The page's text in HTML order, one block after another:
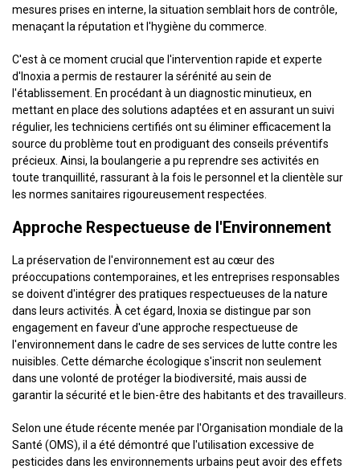
mesures prises en interne, la situation semblait hors de contrôle,
menaçant la réputation et l'hygiène du commerce.
C'est à ce moment crucial que l'intervention rapide et experte
d'Inoxia a permis de restaurer la sérénité au sein de
l'établissement. En procédant à un diagnostic minutieux, en
mettant en place des solutions adaptées et en assurant un suivi
régulier, les techniciens certifiés ont su éliminer efficacement la
source du problème tout en prodiguant des conseils préventifs
précieux. Ainsi, la boulangerie a pu reprendre ses activités en
toute tranquillité, rassurant à la fois le personnel et la clientèle sur
les normes sanitaires rigoureusement respectées.
Approche Respectueuse de l'Environnement
La préservation de l'environnement est au cœur des
préoccupations contemporaines, et les entreprises responsables
se doivent d'intégrer des pratiques respectueuses de la nature
dans leurs activités. À cet égard, Inoxia se distingue par son
engagement en faveur d'une approche respectueuse de
l'environnement dans le cadre de ses services de lutte contre les
nuisibles. Cette démarche écologique s'inscrit non seulement
dans une volonté de protéger la biodiversité, mais aussi de
garantir la sécurité et le bien-être des habitants et des travailleurs.
Selon une étude récente menée par l'Organisation mondiale de la
Santé (OMS), il a été démontré que l'utilisation excessive de
pesticides dans les environnements urbains peut avoir des effets